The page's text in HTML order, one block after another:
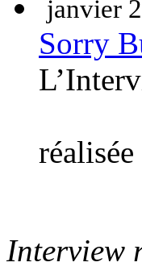
janvier
Sorry
Interview